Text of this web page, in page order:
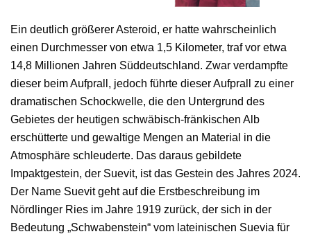
Ein deutlich größerer Asteroid, er hatte wahrscheinlich
einen Durchmesser von etwa 1,5 Kilometer, traf vor etwa
14,8 Millionen Jahren Süddeutschland. Zwar verdampfte
dieser beim Aufprall, jedoch führte dieser Aufprall zu einer
dramatischen Schockwelle, die den Untergrund des
Gebietes der heutigen schwäbisch-fränkischen Alb
erschütterte und gewaltige Mengen an Material in die
Atmosphäre schleuderte. Das daraus gebildete
Impaktgestein, der Suevit, ist das Gestein des Jahres 2024.
Der Name Suevit geht auf die Erstbeschreibung im
Nördlinger Ries im Jahre 1919 zurück, der sich in der
Bedeutung „Schwabenstein“ vom lateinischen Suevia für